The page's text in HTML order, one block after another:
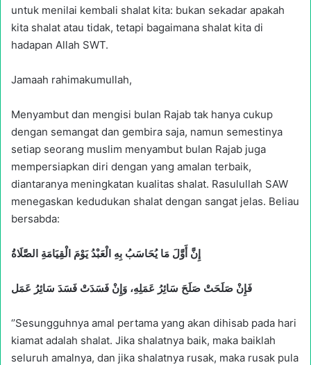
untuk menilai kembali shalat kita: bukan sekadar apakah
kita shalat atau tidak, tetapi bagaimana shalat kita di
hadapan Allah SWT.
Jamaah rahimakumullah,
Menyambut dan mengisi bulan Rajab tak hanya cukup
dengan semangat dan gembira saja, namun semestinya
setiap seorang muslim menyambut bulan Rajab juga
mempersiapkan diri dengan yang amalan terbaik,
diantaranya meningkatan kualitas shalat. Rasulullah SAW
menegaskan kedudukan shalat dengan sangat jelas. Beliau
bersabda:
إِنَّ أَوَّلَ مَا يُحَاسَبُ بِهِ الْعَبْدُ يَوْمَ الْقِيَامَةِ الصَّلَاةُ
فَإِنْ صَلَحَتْ صَلَحَ سَائِرُ عَمَلِهِ، وَإِنْ فَسَدَتْ فَسَدَ سَائِرُ عَمَل
‘’Sesungguhnya amal pertama yang akan dihisab pada hari
kiamat adalah shalat. Jika shalatnya baik, maka baiklah
seluruh amalnya, dan jika shalatnya rusak, maka rusak pula